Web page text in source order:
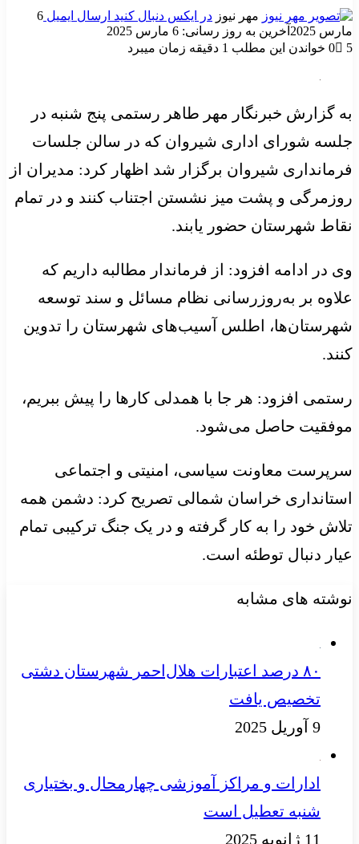
مهر نیوز در ایکس دنبال کنید ارسال ایمیل 6
مارس 2025
آخرین به روز رسانی: 6 مارس 2025
0
5 خواندن این مطلب 1 دقیقه زمان میبرد
به گزارش خبرنگار مهر طاهر رستمی پنج شنبه در
جلسه شورای اداری شیروان که در سالن جلسات
فرمانداری شیروان برگزار شد اظهار کرد: مدیران از
روزمرگی و پشت میز نشستن اجتناب کنند و در تمام
نقاط شهرستان حضور یابند.
وی در ادامه افزود: از فرماندار مطالبه داریم که
علاوه بر به‌روزرسانی نظام مسائل و سند توسعه
شهرستان‌ها، اطلس آسیب‌های شهرستان را تدوین
کنند.
رستمی افزود: هر جا با همدلی کارها را پیش ببریم،
موفقیت حاصل می‌شود.
سرپرست معاونت سیاسی، امنیتی و اجتماعی
استانداری خراسان شمالی تصریح کرد: دشمن همه
تلاش خود را به کار گرفته و در یک جنگ ترکیبی تمام
عیار دنبال توطئه است.
نوشته های مشابه
۸۰ درصد اعتبارات هلال‌احمر شهرستان دشتی
تخصیص یافت
9 آوریل 2025
ادارات و مراکز آموزشی چهارمحال‌ و بختیاری
شنبه تعطیل است
11 ژانویه 2025